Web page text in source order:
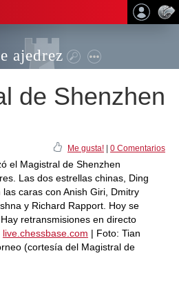
ajedrez
de Shenzhen
Me gusta! 0 Comentarios
el Magistral de Shenzhen
Las dos estrellas chinas, Ding
caras con Anish Giri, Dmitry
y Richard Rapport. Hoy se
retransmisiones en directo
live.chessbase.com | Foto: Tian
(cortesía del Magistral de